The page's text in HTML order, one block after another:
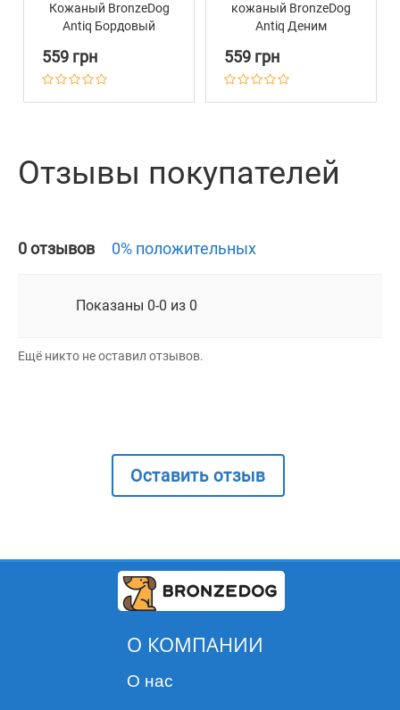
Кожаный BronzeDog
Antiq Бордовый
559 грн
кожаный BronzeDog
Antiq Деним
559 грн
Отзывы покупателей
0 отзывов 0% положительных
Показаны 0-0 из 0
Ещё никто не оставил отзывов.
Оставить отзыв
О КОМПАНИИ
О нас